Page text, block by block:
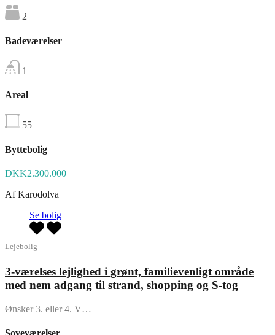
2
Badeværelser
1
Areal
55
Byttebolig
DKK2.300.000
AfKarodolva
Se bolig
Lejebolig
3-værelses lejlighed i grønt, familievenligt område
med nem adgang til strand, shopping og S-tog
Ønsker 3. eller 4. V…
Soveværelser